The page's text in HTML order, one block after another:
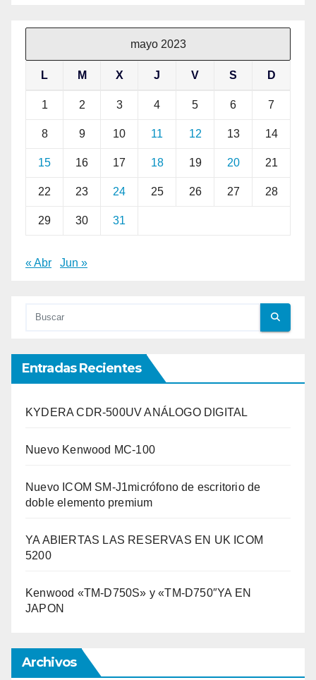
mayo 2023
L M X J V S D
1 2 3 4 5 6 7
8 9 10 11 12 13 14
15 16 17 18 19 20 21
22 23 24 25 26 27 28
29 30 31
« Abr Jun »
Entradas Recientes
KYDERA CDR-500UV ANÁLOGO DIGITAL
Nuevo Kenwood MC-100
Nuevo ICOM SM-J1micrófono de escritorio de
doble elemento premium
YA ABIERTAS LAS RESERVAS EN UK ICOM
5200
Kenwood «TM-D750S» y «TM-D750″YA EN
JAPON
Archivos